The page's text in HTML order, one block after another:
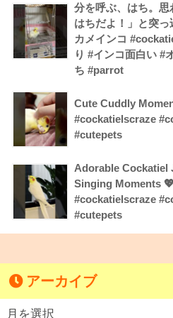
分を呼ぶ、はち。
はちだよ！」と突っ
カメインコ
り #インコ面白い #
ち #parrot
Cute Cuddly
#cockatielscraze
#cutepets
Adorable Cockatiel
Singing Moments
#cockatielscraze
#cutepets
アーカイブ